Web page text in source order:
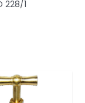
228/1